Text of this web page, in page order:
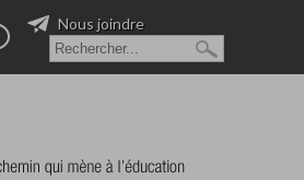
Nous joindre